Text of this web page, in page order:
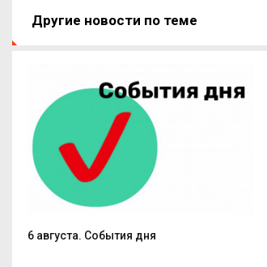
Другие новости по теме
6 августа. События дня